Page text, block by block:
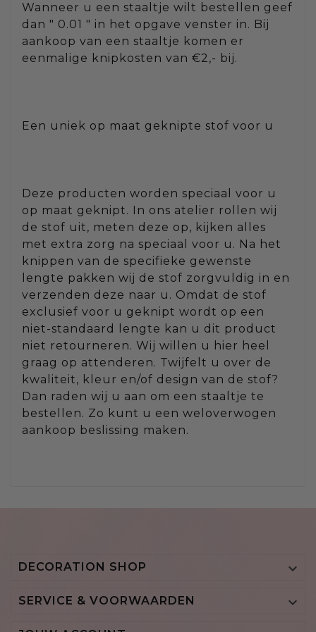
Wanneer u een staaltje wilt bestellen geef
dan " 0.01 " in het opgave venster in. Bij
aankoop van een staaltje komen er
eenmalige knipkosten van €2,- bij.
Een uniek op maat geknipte stof voor u
Deze producten worden speciaal voor u
op maat geknipt. In ons atelier rollen wij
de stof uit, meten deze op, kijken alles
met extra zorg na speciaal voor u. Na het
knippen van de specifieke gewenste
lengte pakken wij de stof zorgvuldig in en
verzenden deze naar u. Omdat de stof
exclusief voor u geknipt wordt op een
niet-standaard lengte kan u dit product
niet retourneren. Wij willen u hier heel
graag op attenderen. Twijfelt u over de
kwaliteit, kleur en/of design van de stof?
Dan raden wij u aan om een staaltje te
bestellen. Zo kunt u een weloverwogen
aankoop beslissing maken.
DECORATION SHOP 
SERVICE & VOORWAARDEN 